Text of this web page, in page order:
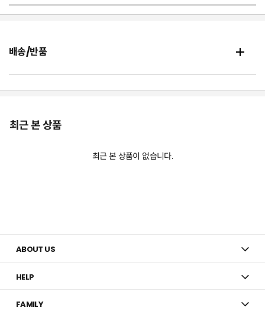
배송/반품
최근 본 상품
최근 본 상품이 없습니다.
ABOUT US
HELP
FAMILY